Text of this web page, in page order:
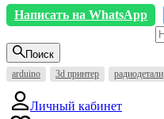
Написать на WhatsApp
Поиск
arduino 3d принтер радиодетали
Личный кабинет